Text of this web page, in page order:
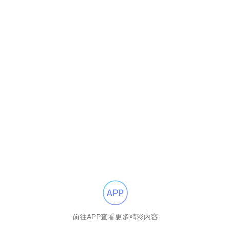
前往APP查看更多精彩内容